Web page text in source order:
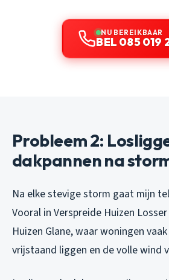
NU BEREIKBAAR
BEL 085 019
Probleem 2:
dakpannen na
Na elke stevige storm gaat mijn
Vooral in Verspreide Huizen
Huizen Glane, waar woningen
vrijstaand liggen en de volle wind